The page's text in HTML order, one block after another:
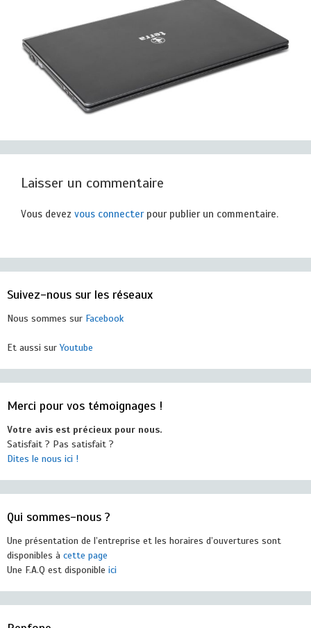
Laisser un commentaire
Vous devez vous connecterpour publier un commentaire.
Suivez-nous sur les réseaux
Nous sommes sur Facebook
Et aussi surYoutube
Merci pour vos témoignages !
Votre avis est précieux pour nous.
Satisfait ? Pas satisfait ?
Dites le nous ici !
Qui sommes-nous ?
Une présentation de l’entreprise et les horaires d’ouvertures sont
disponibles à cette page
Une F.A.Q est disponible ici